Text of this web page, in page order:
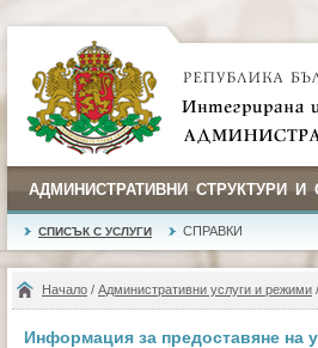
АДМИНИСТРАТИВНИ СТРУКТУРИ
СПИСЪК С УСЛУГИ СПРАВКИ
Начало / Административни услуги и режими /
Информация за предоставяне на